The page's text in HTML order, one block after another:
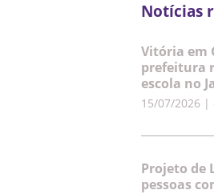
Notícias
Vitória em
prefeitura
escola no
15/07/2026 |
Projeto de
pessoas